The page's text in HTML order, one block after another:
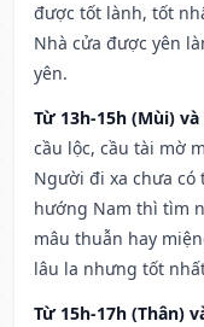
được tốt lành, tốt
Nhà cửa được yên
yên.
Từ 13h-15h (Mùi)
cầu lộc, cầu tài mờ
Người đi xa chưa
hướng Nam thì tìm
mâu thuẫn hay
lâu la nhưng tốt
Từ 15h-17h (Thân)